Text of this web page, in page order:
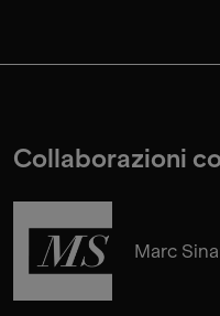
Collaborazioni
Marc